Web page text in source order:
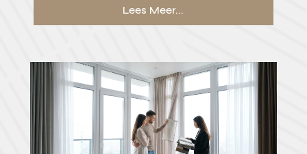
Lees Meer...